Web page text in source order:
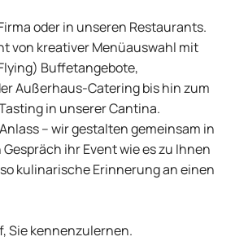
oder in unseren Restaurants.
von kreativer Menüauswahl mit
Buffetangebote,
Außerhaus-Catering bis hin zum
in unserer Cantina.
– wir gestalten gemeinsam in
ihr Event wie es zu Ihnen
kulinarische Erinnerung an einen
Sie kennenzulernen.